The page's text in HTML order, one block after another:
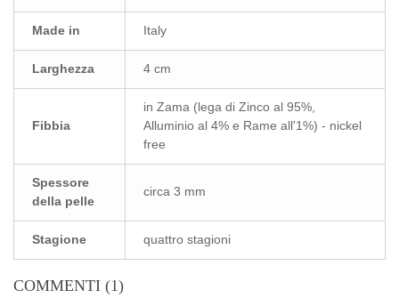
Made in Italy
Larghezza 4 cm
Fibbia
in Zama (lega di Zinco al 95%,
Alluminio al 4% e Rame all'1%) - nickel
free
Spessore
della pelle
circa 3 mm
Stagione quattro stagioni
COMMENTI (1)